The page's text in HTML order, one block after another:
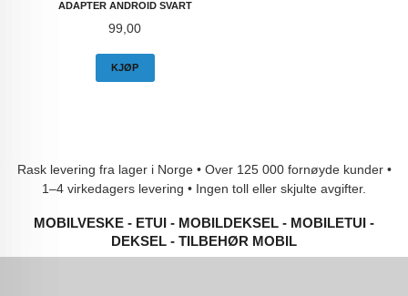
ADAPTER ANDROID SVART
Pris
99,00
KJØP
Rask levering fra lager i Norge • Over 125 000 fornøyde kunder •
1–4 virkedagers levering • Ingen toll eller skjulte avgifter.
MOBILVESKE - ETUI - MOBILDEKSEL - MOBILETUI -
DEKSEL - TILBEHØR MOBIL